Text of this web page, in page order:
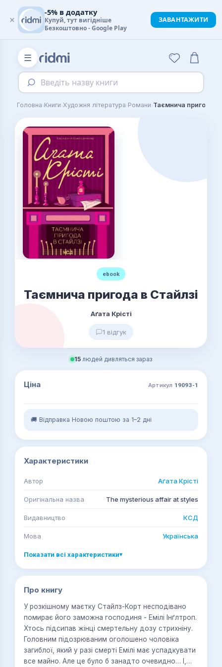
☰
Введіть назву книги
Головна›Книги›Художня література›Романи›Таємнича пригода в
ebook
Таємнича пригода в Стайлзі
Аґата Крісті
1 відгук
15людей дивляться зараз
Ціна Артикул 19093-1
🚚 Відправка Новою поштою за 1–2 дні
Характеристики
Автор Аґата Крісті
Оригінальна назва The mysterious affair at styles
Видавництво КСД
Мова Українська
Показати всі характеристики▾
Про книгу
У розкішному маєтку Стайлз-Корт несподівано
помирає його заможна господиня - Емілі Інґлтроп.
Хтось підсипав жінці смертельну дозу стрихніну.
Головним підозрюваним оголошено чоловіка
загиблої, який у разі смерті Емілі має успадкувати
все майно. Але це було б занадто очевидно… І,
×
-5% в додатку
Купуй, тут вигідніше
Безкоштовно - Google Play
ЗАВАНТАЖИТИ